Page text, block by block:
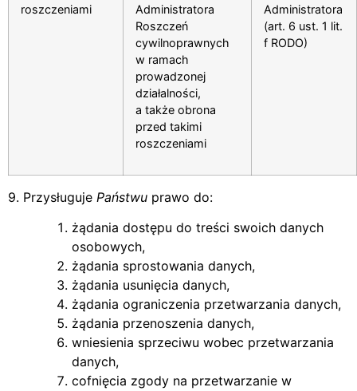
roszczeniami
Administratora
Roszczeń
cywilnoprawnych
w ramach
prowadzonej
działalności,
a także obrona
przed takimi
roszczeniami
Administratora
(art. 6 ust. 1 lit.
f RODO)
9. Przysługuje Państwu prawo do:
żądania dostępu do treści swoich danych
osobowych,
żądania sprostowania danych,
żądania usunięcia danych,
żądania ograniczenia przetwarzania danych,
żądania przenoszenia danych,
wniesienia sprzeciwu wobec przetwarzania
danych,
cofnięcia zgody na przetwarzanie w